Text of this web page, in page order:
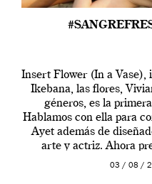
Insert Flower (In a Vase),
Ikebana, las flores,
géneros, es la
Hablamos con ella para
Ayet además de
arte y actriz. Ahora
carrera,
03 / 08 /